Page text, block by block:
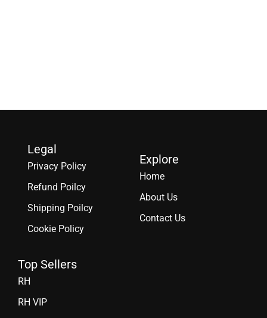
Legal
Privacy Policy
Refund Poilcy
Shipping Poilcy
Cookie Policy
Explore
Home
About Us
Contact Us
Top Sellers
RH
RH VIP